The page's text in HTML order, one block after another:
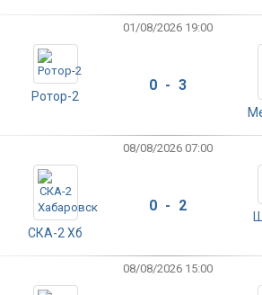
01/08/2026 19:00
Ротор-2
0 - 3
08/08/2026 07:00
СКА-2 Хб
0 - 2
08/08/2026 15:00